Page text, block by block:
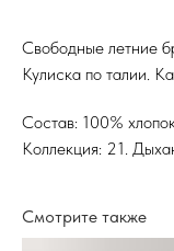
Свободные летние
Кулиска по талии.
Состав: 100%
Коллекция: 21.
Смотрите также